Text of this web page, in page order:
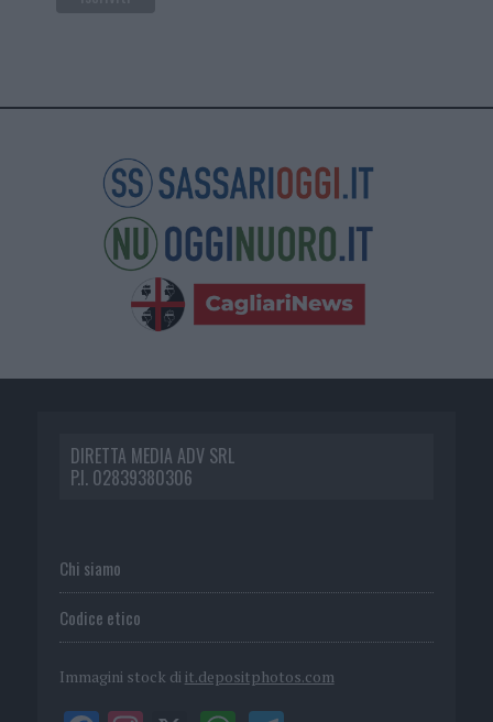
DIRETTA MEDIA ADV SRL
P.I. 02839380306
Chi siamo
Codice etico
Immagini stock di it.depositphotos.com